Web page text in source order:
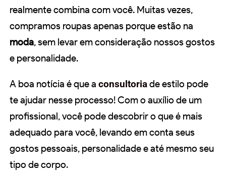
realmente combina com você. Muitas vezes,
compramos roupas apenas porque estão na
moda, sem levar em consideração nossos gostos
e personalidade.
A boa notícia é que a consultoriade estilo pode
te ajudar nesse processo! Com o auxílio de um
profissional, você pode descobrir o que é mais
adequado para você, levando em conta seus
gostos pessoais, personalidade e até mesmo seu
tipo de corpo.